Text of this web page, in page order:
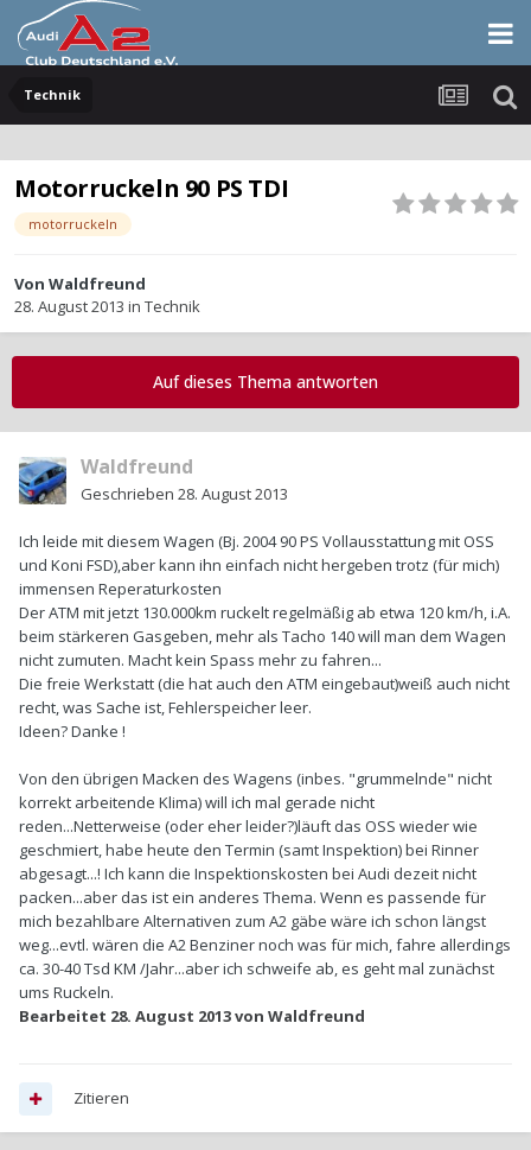
Technik
Motorruckeln 90 PS TDI
motorruckeln
Von Waldfreund
28. August 2013 in Technik
Auf dieses Thema antworten
Waldfreund
Geschrieben 28. August 2013
Ich leide mit diesem Wagen (Bj. 2004 90 PS Vollausstattung mit OSS
und Koni FSD),aber kann ihn einfach nicht hergeben trotz (für mich)
immensen Reperaturkosten
Der ATM mit jetzt 130.000km ruckelt regelmäßig ab etwa 120 km/h, i.A.
beim stärkeren Gasgeben, mehr als Tacho 140 will man dem Wagen
nicht zumuten. Macht kein Spass mehr zu fahren...
Die freie Werkstatt (die hat auch den ATM eingebaut)weiß auch nicht
recht, was Sache ist, Fehlerspeicher leer.
Ideen? Danke !
Von den übrigen Macken des Wagens (inbes. "grummelnde" nicht
korrekt arbeitende Klima) will ich mal gerade nicht
reden...Netterweise (oder eher leider?)läuft das OSS wieder wie
geschmiert, habe heute den Termin (samt Inspektion) bei Rinner
abgesagt...! Ich kann die Inspektionskosten bei Audi dezeit nicht
packen...aber das ist ein anderes Thema. Wenn es passende für
mich bezahlbare Alternativen zum A2 gäbe wäre ich schon längst
weg...evtl. wären die A2 Benziner noch was für mich, fahre allerdings
ca. 30-40 Tsd KM /Jahr...aber ich schweife ab, es geht mal zunächst
ums Ruckeln.
Bearbeitet 28. August 2013von Waldfreund
Zitieren